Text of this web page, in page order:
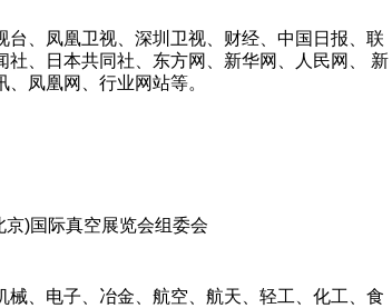
台、凤凰卫视、深圳卫视、财经、中国日报、联
社、日本共同社、东方网、新华网、人民网、 新
凤凰网、行业网站等。
)国际真空展览会组委会
械、电子、冶金、航空、航天、轻工、化工、食